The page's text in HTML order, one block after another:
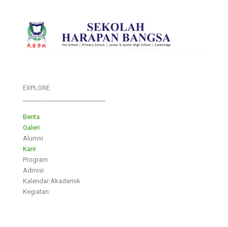
EXPLORE
Berita
Galeri
Alumni
Karir
Program
Admisi
Kalendar Akademik
Kegiatan